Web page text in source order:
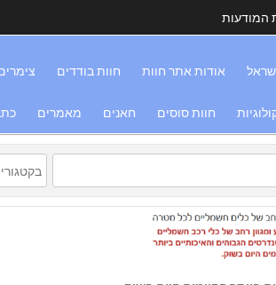
המודעות
אודות אתר חוות חוות בודדים
חוות סוסים חאנים מאמרים